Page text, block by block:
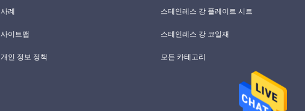
사례
사이트맵
개인 정보 정책
스테인레스 강 플레이트 시트
스테인레스 강 코일재
모든 카테고리